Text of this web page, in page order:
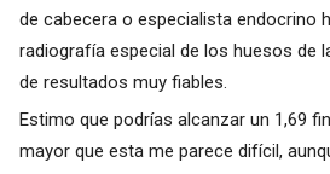
de cabecera o especialista endocrino
radiografía especial de los huesos de
de resultados muy fiables.
Estimo que podrías alcanzar un 1,69
mayor que esta me parece difícil,